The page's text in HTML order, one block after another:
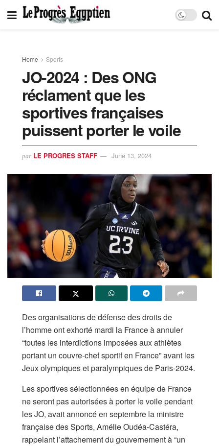
Home Sports
JO-2024 : Des ONG
réclament que les
sportives françaises
puissent porter le voile
par LE PROGRES STAFF June 13, 2024
Des organisations de défense des droits de
l’homme ont exhorté mardi la France à annuler
“toutes les interdictions imposées aux athlètes
portant un couvre-chef sportif en France” avant les
Jeux olympiques et paralympiques de Paris-2024.
Les sportives sélectionnées en équipe de France
ne seront pas autorisées à porter le voile pendant
les JO, avait annoncé en septembre la ministre
française des Sports, Amélie Oudéa-Castéra,
rappelant l’attachement du gouvernement à “un